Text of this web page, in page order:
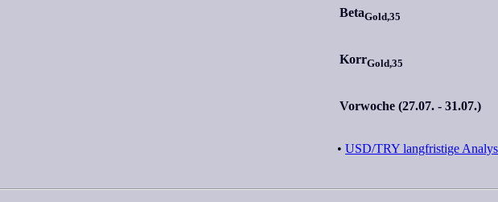
BetaGold,35
KorrGold,35
Vorwoche (27.07. - 31.07.)
• USD/TRY langfristige